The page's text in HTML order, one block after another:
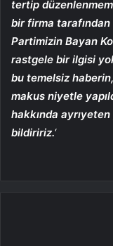
tertip
bir firma tarafından
Partimizin Bayan
rastgele bir ilgisi
bu temelsiz
makus niyetle
hakkında
bildiririz.‘